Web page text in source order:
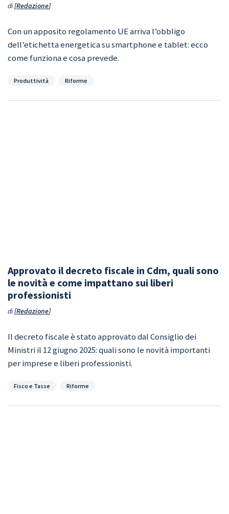
di Redazione
Con un apposito regolamento UE arriva l’obbligo
dell’etichetta energetica su smartphone e tablet: ecco
come funziona e cosa prevede.
Categorie
Produttività Riforme
Approvato il decreto fiscale in Cdm, quali sono
le novità e come impattano sui liberi
professionisti
di Redazione
Il decreto fiscale è stato approvato dal Consiglio dei
Ministri il 12 giugno 2025: quali sono le novità importanti
per imprese e liberi professionisti.
Categorie
Fisco e Tasse Riforme